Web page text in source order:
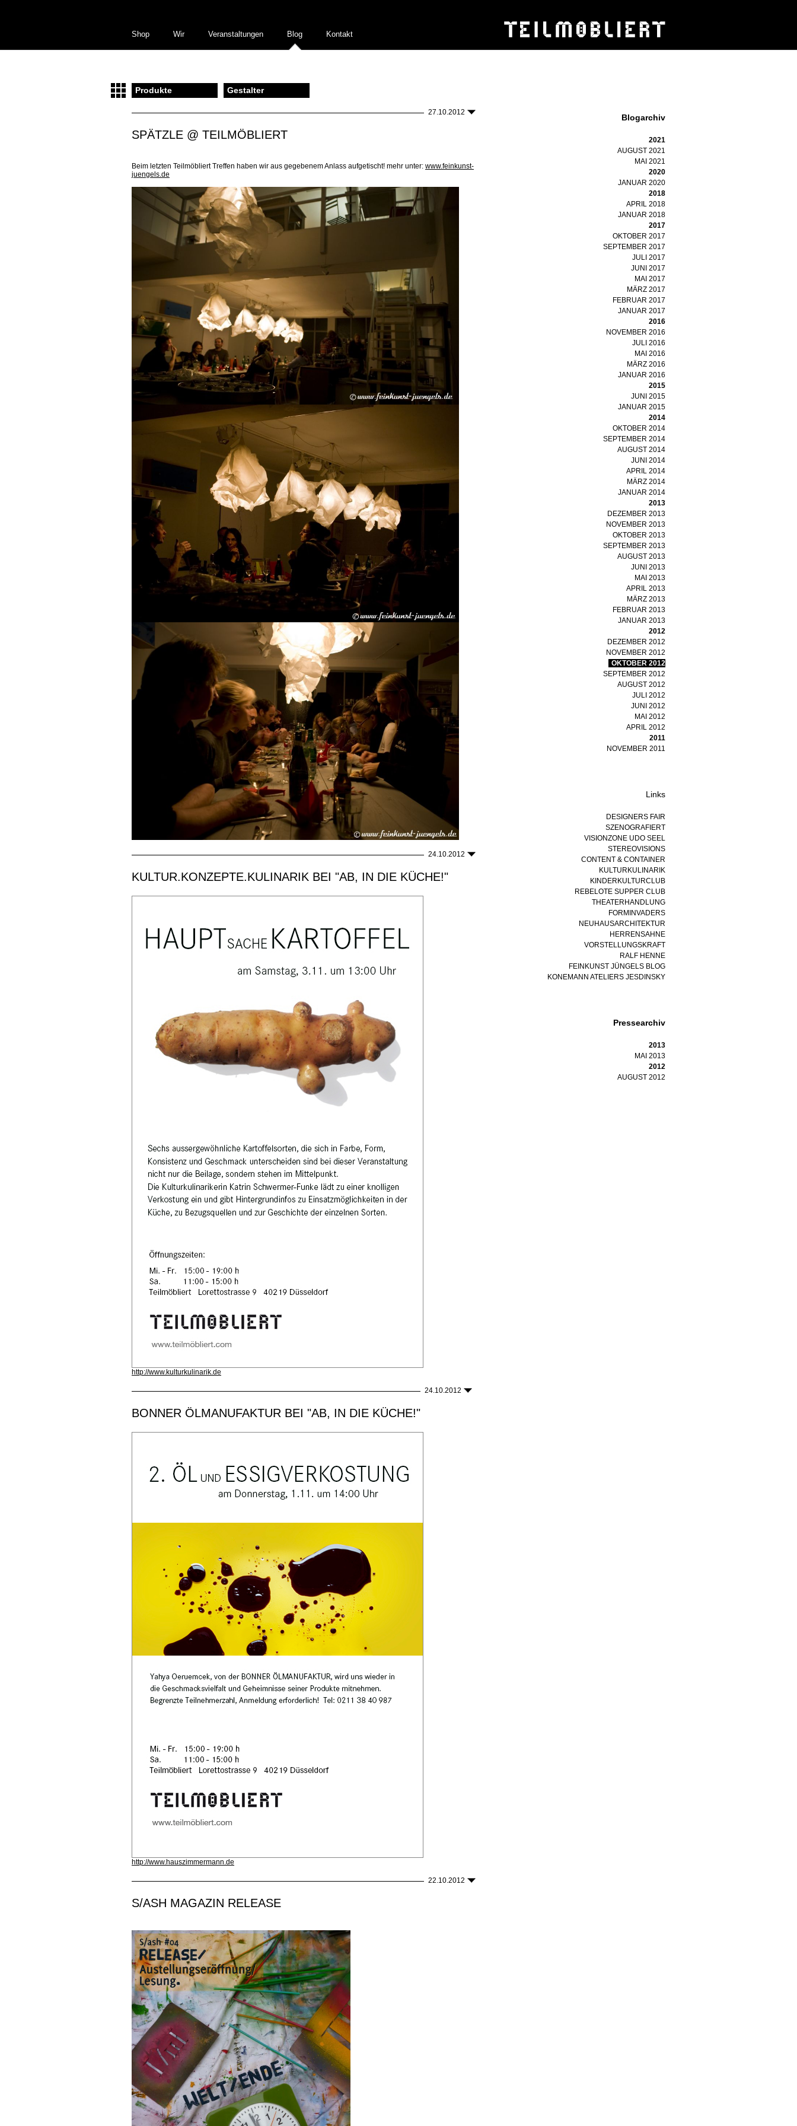
Shop Wir Veranstaltungen Blog Kontakt
Produkte Gestalter
Blogarchiv
2021
AUGUST 2021
MAI 2021
2020
JANUAR 2020
2018
APRIL 2018
JANUAR 2018
2017
OKTOBER 2017
SEPTEMBER 2017
JULI 2017
JUNI 2017
MAI 2017
MÄRZ 2017
FEBRUAR 2017
JANUAR 2017
2016
NOVEMBER 2016
JULI 2016
MAI 2016
MÄRZ 2016
JANUAR 2016
2015
JUNI 2015
JANUAR 2015
2014
OKTOBER 2014
SEPTEMBER 2014
AUGUST 2014
JUNI 2014
APRIL 2014
MÄRZ 2014
JANUAR 2014
2013
DEZEMBER 2013
NOVEMBER 2013
OKTOBER 2013
SEPTEMBER 2013
AUGUST 2013
JUNI 2013
MAI 2013
APRIL 2013
MÄRZ 2013
FEBRUAR 2013
JANUAR 2013
2012
DEZEMBER 2012
NOVEMBER 2012
OKTOBER 2012
SEPTEMBER 2012
AUGUST 2012
JULI 2012
JUNI 2012
MAI 2012
APRIL 2012
2011
NOVEMBER 2011
Links
DESIGNERS FAIR
SZENOGRAFIERT
VISIONZONE UDO SEEL
STEREOVISIONS
CONTENT & CONTAINER
KULTURKULINARIK
KINDERKULTURCLUB
REBELOTE SUPPER CLUB
THEATERHANDLUNG
FORMINVADERS
NEUHAUSARCHITEKTUR
HERRENSAHNE
VORSTELLUNGSKRAFT
RALF HENNE
FEINKUNST JÜNGELS BLOG
KONEMANN ATELIERS JESDINSKY
Pressearchiv
2013
MAI 2013
2012
AUGUST 2012
27.10.2012
SPÄTZLE @ TEILMÖBLIERT
Beim letzten Teilmöbliert Treffen haben wir aus gegebenem Anlass aufgetischt! mehr unter: www.feinkunst-
juengels.de
24.10.2012
KULTUR.KONZEPTE.KULINARIK BEI "AB, IN DIE KÜCHE!"
http://www.kulturkulinarik.de
24.10.2012
BONNER ÖLMANUFAKTUR BEI "AB, IN DIE KÜCHE!"
http://www.hauszimmermann.de
22.10.2012
S/ASH MAGAZIN RELEASE